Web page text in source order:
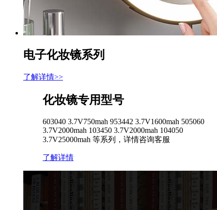
电子化妆镜系列
了解详情>>
化妆镜专用型号
603040 3.7V750mah 953442 3.7V1600mah 505060
3.7V2000mah 103450 3.7V2000mah 104050
3.7V25000mah 等系列，详情咨询客服
了解详情